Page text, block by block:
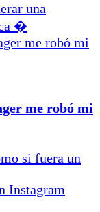
una
�
me robó mi
si fuera un